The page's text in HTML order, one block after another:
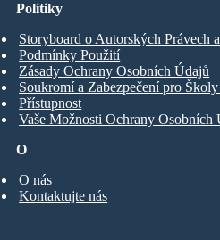
O
O nás
Kontaktujte nás
Politiky
Storyboard o Autorských Právech
Podmínky Použití
Zásady Ochrany Osobních Údajů
Soukromí a Zabezpečení pro
Přístupnost
Vaše Možnosti Ochrany Osobních